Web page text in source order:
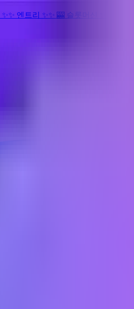
✨✨ 엔트리 ✨✨ 🎰 슬롯머신